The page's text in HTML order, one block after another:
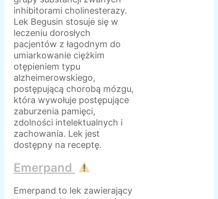
inhibitorami cholinesterazy.
Lek Begusin stosuje się w
leczeniu dorosłych
pacjentów z łagodnym do
umiarkowanie ciężkim
otępieniem typu
alzheimerowskiego,
postępującą chorobą mózgu,
która wywołuje postępujące
zaburzenia pamięci,
zdolności intelektualnych i
zachowania. Lek jest
dostępny na receptę.
Emerpand
Emerpand to lek zawierający